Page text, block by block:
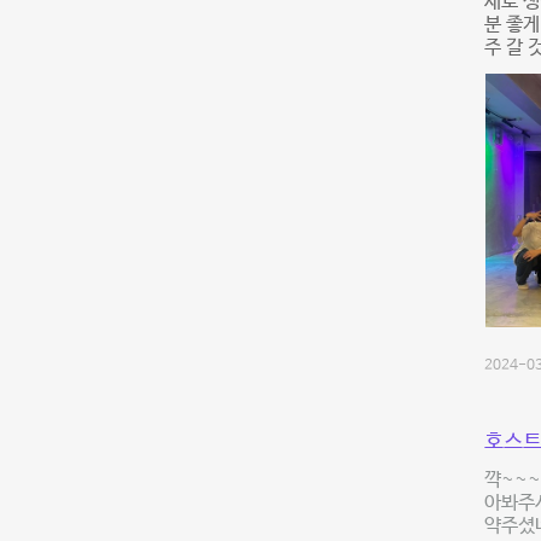
분 좋
주 갈
2024-
호스
꺅
아봐주
약주